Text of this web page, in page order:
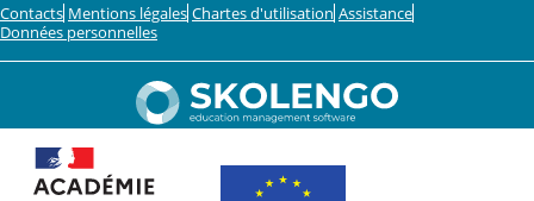
Contacts Mentions légales Chartes d'utilisation Assistance
Données personnelles